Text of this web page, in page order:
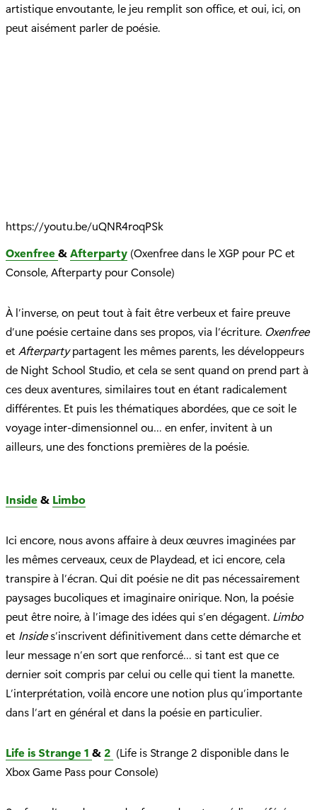
artistique envoutante, le jeu remplit son office, et oui, ici, on
peut aisément parler de poésie.
https://youtu.be/uQNR4roqPSk
Oxenfree&Afterparty (Oxenfree dans le XGP pour PC et
Console, Afterparty pour Console)
À l’inverse, on peut tout à fait être verbeux et faire preuve
d’une poésie certaine dans ses propos, via l’écriture. Oxenfree
etAfterpartypartagent les mêmes parents, les développeurs
de Night School Studio, et cela se sent quand on prend part à
ces deux aventures, similaires tout en étant radicalement
différentes. Et puis les thématiques abordées, que ce soit le
voyage inter-dimensionnel ou… en enfer, invitent à un
ailleurs, une des fonctions premières de la poésie.
Inside& Limbo
Ici encore, nous avons affaire à deux œuvres imaginées par
les mêmes cerveaux, ceux de Playdead, et ici encore, cela
transpire à l’écran. Qui dit poésie ne dit pas nécessairement
paysages bucoliques et imaginaire onirique. Non, la poésie
peut être noire, à l’image des idées qui s’en dégagent. Limbo
et Insides’inscrivent définitivement dans cette démarche et
leur message n’en sort que renforcé… si tant est que ce
dernier soit compris par celui ou celle qui tient la manette.
L’interprétation, voilà encore une notion plus qu’importante
dans l’art en général et dans la poésie en particulier.
Life is Strange 1 & 2 (Life is Strange 2 disponible dans le
Xbox Game Pass pour Console)